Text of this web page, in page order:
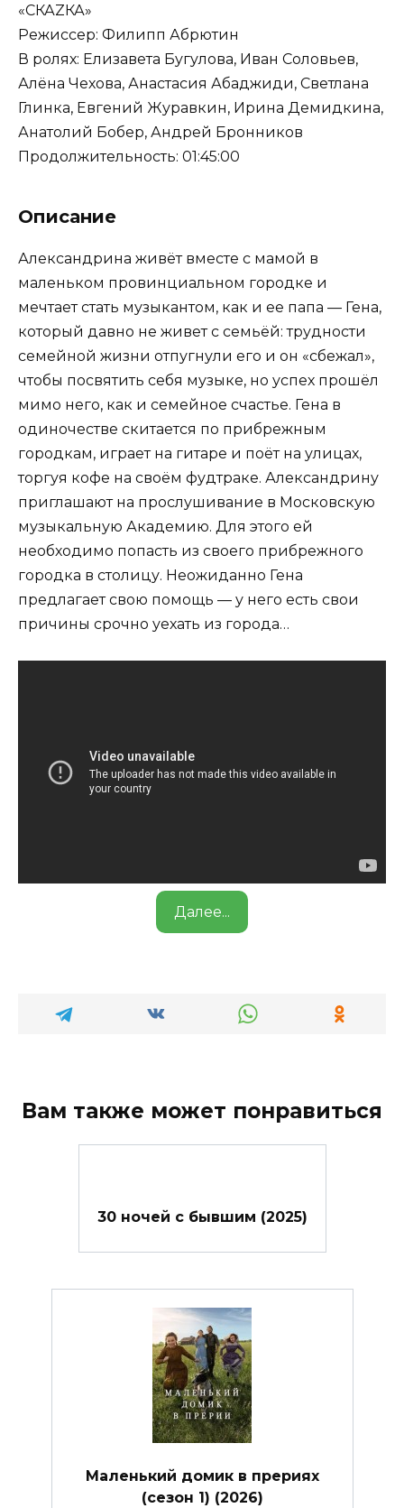
«СКАZКА»
Режиссер: Филипп Абрютин
В ролях: Елизавета Бугулова, Иван Соловьев,
Алёна Чехова, Анастасия Абаджиди, Светлана
Глинка, Евгений Журавкин, Ирина Демидкина,
Анатолий Бобер, Андрей Бронников
Продолжительность: 01:45:00
Описание
Александрина живёт вместе с мамой в
маленьком провинциальном городке и
мечтает стать музыкантом, как и ее папа — Гена,
который давно не живет с семьёй: трудности
семейной жизни отпугнули его и он «сбежал»,
чтобы посвятить себя музыке, но успех прошёл
мимо него, как и семейное счастье. Гена в
одиночестве скитается по прибрежным
городкам, играет на гитаре и поёт на улицах,
торгуя кофе на своём фудтраке. Александрину
приглашают на прослушивание в Московскую
музыкальную Академию. Для этого ей
необходимо попасть из своего прибрежного
городка в столицу. Неожиданно Гена
предлагает свою помощь — у него есть свои
причины срочно уехать из города…
Далее...
Вам также может понравиться
30 ночей с бывшим (2025)
Маленький домик в прериях
(сезон 1) (2026)